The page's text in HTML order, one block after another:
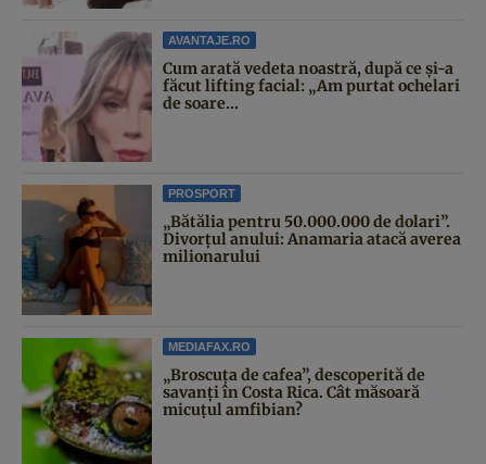
AVANTAJE.RO
Cum arată vedeta noastră, după ce și-a
făcut lifting facial: „Am purtat ochelari
de soare...
PROSPORT
„Bătălia pentru 50.000.000 de dolari”.
Divorțul anului: Anamaria atacă averea
milionarului
MEDIAFAX.RO
„Broscuța de cafea”, descoperită de
savanți în Costa Rica. Cât măsoară
micuțul amfibian?